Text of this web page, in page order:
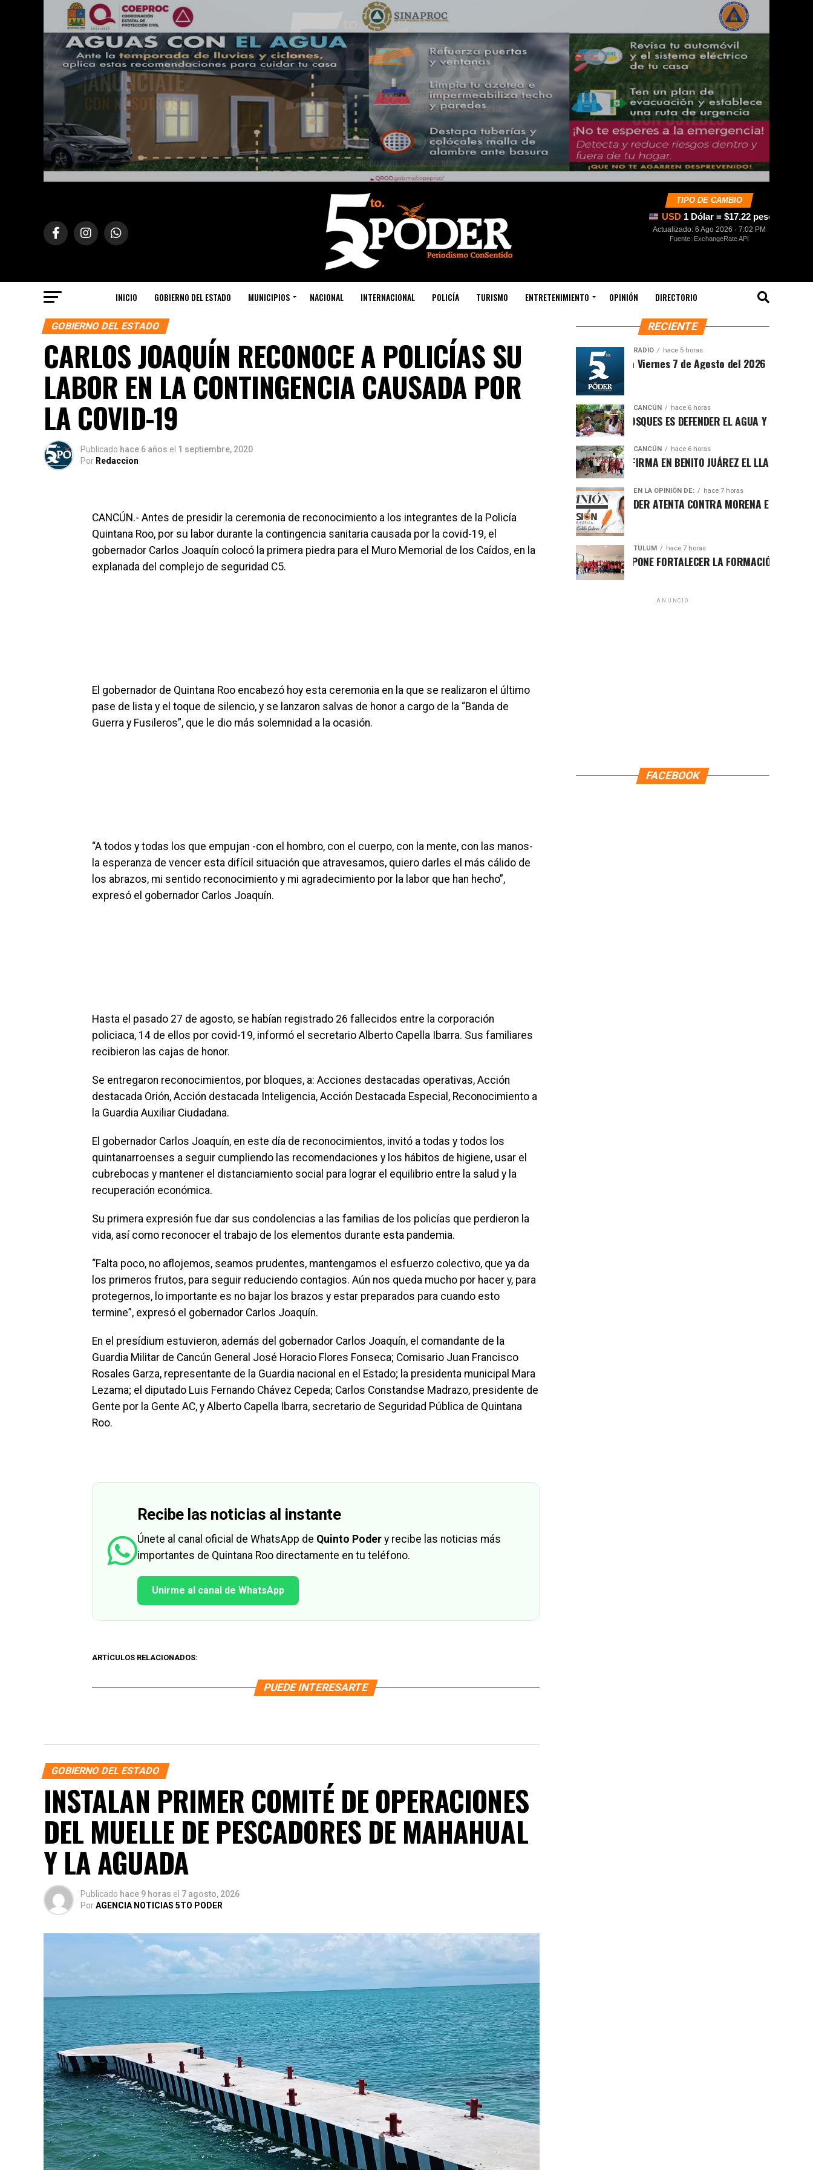
TIPO DE CAMBIO
USD 1 Dólar = $17.22 pesos
Actualizado: 6 Ago 2026 · 7:02 PM
Fuente: ExchangeRate API
INICIO GOBIERNO DEL ESTADO MUNICIPIOS NACIONAL INTERNACIONAL POLICÍA TURISMO ENTRETENIMIENTO OPINIÓN DIRECTORIO
GOBIERNO DEL ESTADO
CARLOS JOAQUÍN RECONOCE A POLICÍAS SU
LABOR EN LA CONTINGENCIA CAUSADA POR
LA COVID-19
Publicado hace 6 años el 1 septiembre, 2020
Por Redaccion
CANCÚN.- Antes de presidir la ceremonia de reconocimiento a los integrantes de la Policía
Quintana Roo, por su labor durante la contingencia sanitaria causada por la covid-19, el
gobernador Carlos Joaquín colocó la primera piedra para el Muro Memorial de los Caídos, en la
explanada del complejo de seguridad C5.
El gobernador de Quintana Roo encabezó hoy esta ceremonia en la que se realizaron el último
pase de lista y el toque de silencio, y se lanzaron salvas de honor a cargo de la “Banda de
Guerra y Fusileros”, que le dio más solemnidad a la ocasión.
“A todos y todas los que empujan -con el hombro, con el cuerpo, con la mente, con las manos-
la esperanza de vencer esta difícil situación que atravesamos, quiero darles el más cálido de
los abrazos, mi sentido reconocimiento y mi agradecimiento por la labor que han hecho”,
expresó el gobernador Carlos Joaquín.
Hasta el pasado 27 de agosto, se habían registrado 26 fallecidos entre la corporación
policiaca, 14 de ellos por covid-19, informó el secretario Alberto Capella Ibarra. Sus familiares
recibieron las cajas de honor.
Se entregaron reconocimientos, por bloques, a: Acciones destacadas operativas, Acción
destacada Orión, Acción destacada Inteligencia, Acción Destacada Especial, Reconocimiento a
la Guardia Auxiliar Ciudadana.
El gobernador Carlos Joaquín, en este día de reconocimientos, invitó a todas y todos los
quintanarroenses a seguir cumpliendo las recomendaciones y los hábitos de higiene, usar el
cubrebocas y mantener el distanciamiento social para lograr el equilibrio entre la salud y la
recuperación económica.
Su primera expresión fue dar sus condolencias a las familias de los policías que perdieron la
vida, así como reconocer el trabajo de los elementos durante esta pandemia.
“Falta poco, no aflojemos, seamos prudentes, mantengamos el esfuerzo colectivo, que ya da
los primeros frutos, para seguir reduciendo contagios. Aún nos queda mucho por hacer y, para
protegernos, lo importante es no bajar los brazos y estar preparados para cuando esto
termine”, expresó el gobernador Carlos Joaquín.
En el presídium estuvieron, además del gobernador Carlos Joaquín, el comandante de la
Guardia Militar de Cancún General José Horacio Flores Fonseca; Comisario Juan Francisco
Rosales Garza, representante de la Guardia nacional en el Estado; la presidenta municipal Mara
Lezama; el diputado Luis Fernando Chávez Cepeda; Carlos Constandse Madrazo, presidente de
Gente por la Gente AC, y Alberto Capella Ibarra, secretario de Seguridad Pública de Quintana
Roo.
Recibe las noticias al instante
Únete al canal oficial de WhatsApp de Quinto Poder y recibe las noticias más
importantes de Quintana Roo directamente en tu teléfono.
Unirme al canal de WhatsApp
ARTÍCULOS RELACIONADOS:
PUEDE INTERESARTE
GOBIERNO DEL ESTADO
INSTALAN PRIMER COMITÉ DE OPERACIONES
DEL MUELLE DE PESCADORES DE MAHAHUAL
Y LA AGUADA
Publicado hace 9 horas el 7 agosto, 2026
PorAGENCIA NOTICIAS 5TO PODER
RECIENTE
RADIO hace 5 horas
Sintesis Matutina Viernes 7 de Agosto del 2026
CANCÚN hace 6 horas
PROTEGER LOS BOSQUES ES DEFENDER EL AGUA Y EL FUTURO
CANCÚN hace 6 horas
RAFA MARÍN REAFIRMA EN BENITO JUÁREZ EL LLAMADO A
EN LA OPINIÓN DE: hace 7 horas
LUCHA POR EL PODER ATENTA CONTRA MORENA EN Q.ROO
TULUM hace 7 horas
HUGO ALDAY PROPONE FORTALECER LA FORMACIÓN POLÍTICA
ANUNCIO
FACEBOOK